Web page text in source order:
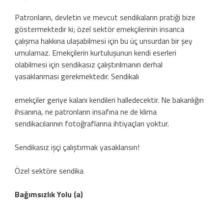
Patronların, devletin ve mevcut sendikaların pratiği bize
göstermektedir ki; özel sektör emekçilerinin insanca
çalışma hakkına ulaşabilmesi için bu üç unsurdan bir şey
umulamaz. Emekçilerin kurtuluşunun kendi eserleri
olabilmesi için sendikasız çalıştırılmanın derhal
yasaklanması gerekmektedir. Sendikalı
emekçiler geriye kalanı kendileri halledecektir. Ne bakanlığın
ihsanına, ne patronların insafına ne de klima
sendikacılarının fotoğraflarına ihtiyaçları yoktur.
Sendikasız işçi çalıştırmak yasaklansın!
Özel sektöre sendika
Bağımsızlık Yolu (a)